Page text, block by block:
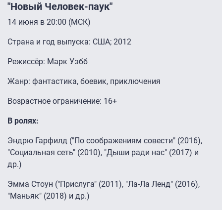
"Новый Человек-паук"
14 июня в 20:00 (МСК)
Страна и год выпуска: США; 2012
Режиссёр: Марк Уэбб
Жанр: фантастика, боевик, приключения
Возрастное ограничение: 16+
В ролях:
Эндрю Гарфилд ("По соображениям совести" (2016),
"Социальная сеть" (2010), "Дыши ради нас" (2017) и
др.)
Эмма Стоун ("Прислуга" (2011), "Ла-Ла Ленд" (2016),
"Маньяк" (2018) и др.)